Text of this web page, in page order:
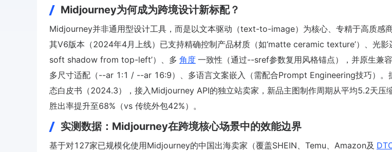
Midjourney为何成为跨境设计新标配？
Midjourney并非通用型设计工具，而是以文本驱动（text-to-image）为核心、专精于高质感商
其V6版本（2024年4月上线）已支持精确控制产品材质（如‘matte ceramic texture’）、光
soft shadow from top-left’）、多 角度 一致性（通过--sref参数复用风格锚点），并原生兼容
多尺寸适配（--ar 1:1 / --ar 16:9）、多语言文案嵌入（需配合Prompt Engineering技巧）。
态白皮书（2024.3），接入Midjourney API的独立站卖家，新品主图制作周期从平均5.2天压
胜出率提升至68%（vs 传统外包42%）。
实测数据：Midjourney在跨境核心场景中的效能边界
基于对127家已规模化使用Midjourney的中国出海卖家（覆盖SHEIN、Temu、Amazon及